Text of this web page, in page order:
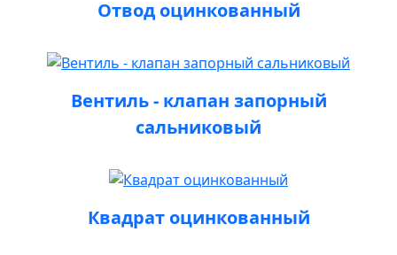
Отвод оцинкованный
Вентиль - клапан запорный
сальниковый
Квадрат оцинкованный